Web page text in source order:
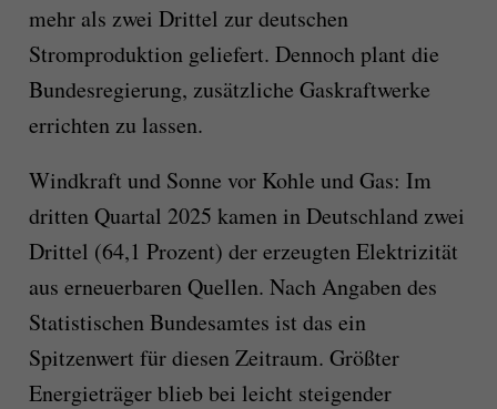
mehr als zwei Drittel zur deutschen
Stromproduktion geliefert. Dennoch plant die
Bundesregierung, zusätzliche Gaskraftwerke
errichten zu lassen.
Windkraft und Sonne vor Kohle und Gas: Im
dritten Quartal 2025 kamen in Deutschland zwei
Drittel (64,1 Prozent) der erzeugten Elektrizität
aus erneuerbaren Quellen. Nach Angaben des
Statistischen Bundesamtes ist das ein
Spitzenwert für diesen Zeitraum. Größter
Energieträger blieb bei leicht steigender